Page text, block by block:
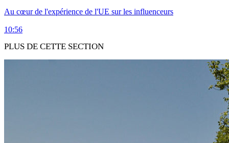
Au cœur de l'expérience de l'UE sur les influenceurs
10:56
PLUS DE CETTE SECTION